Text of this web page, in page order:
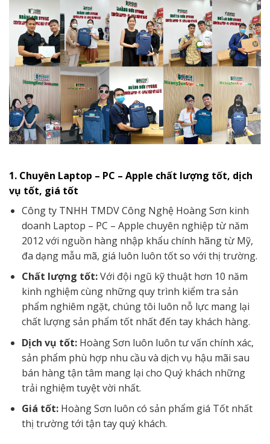
1. Chuyên Laptop – PC – Apple chất lượng tốt, dịch
vụ tốt, giá tốt
Công ty TNHH TMDV Công Nghệ Hoàng Sơn kinh
doanh Laptop – PC – Apple chuyên nghiệp từ năm
2012 với nguồn hàng nhập khẩu chính hãng từ Mỹ,
đa dạng mẫu mã, giá luôn luôn tốt so với thị trường.
Chất lượng tốt:Với đội ngũ kỹ thuật hơn 10 năm
kinh nghiệm cùng những quy trình kiểm tra sản
phẩm nghiêm ngặt, chúng tôi luôn nỗ lực mang lại
chất lượng sản phẩm tốt nhất đến tay khách hàng.
Dịch vụ tốt:Hoàng Sơn luôn luôn tư vấn chính xác,
sản phẩm phù hợp nhu cầu và dịch vụ hậu mãi sau
bán hàng tận tâm mang lại cho Quý khách những
trải nghiệm tuyệt vời nhất.
Giá tốt:Hoàng Sơn luôn có sản phẩm giá Tốt nhất
thị trường tới tận tay quý khách.